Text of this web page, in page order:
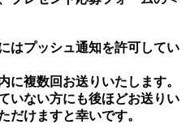
はプッシュ通知を許可してい
複数回お送りいたします。
いない方にも後ほどお送りい
だけますと幸いです。